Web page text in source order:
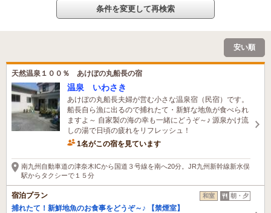
条件を変更して再検索
安い順
天然温泉１００％ あけぼの丸船長の宿
温泉 いわさき
あけぼの丸船長夫婦が営む小さな温泉宿（民宿）です。
船長自ら漁に出るので捕れたて・新鮮な地魚が食べられ
ますよ～ 自家製の海の幸も一緒にどうぞ～♪ 源泉かけ流
しの湯で日頃の疲れをリフレッシュ！
1名がこの宿を見ています
南九州自動車道の津奈木ICから国道３号線を南へ20分。JR九州新幹線新水俣
駅からタクシーで１５分
宿泊プラン 和室 朝・夕
捕れたて！新鮮地魚のお食事をどうぞ～♪ 【禁煙室】